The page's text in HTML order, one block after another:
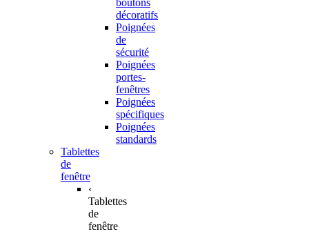
décoratifs
Poignées
de
sécurité
Poignées
portes-
fenêtres
Poignées
spécifiques
Poignées
standards
Tablettes
de
fenêtre
‹
Tablettes
de
fenêtre